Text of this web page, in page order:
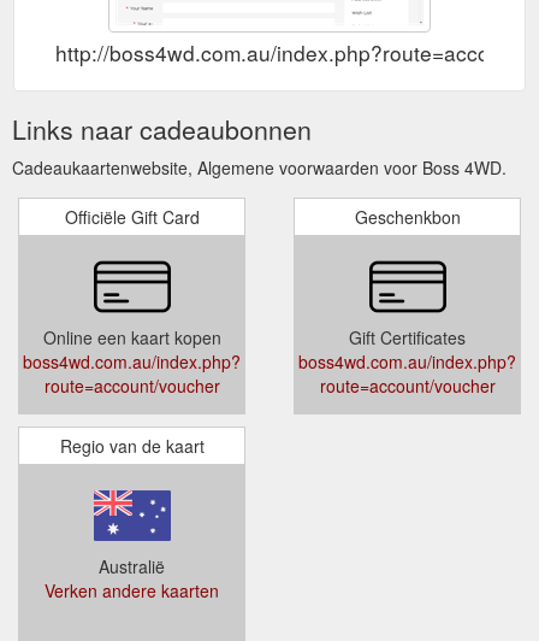
http://boss4wd.com.au/index.php?route=account/
Links naar cadeaubonnen
Cadeaukaartenwebsite, Algemene voorwaarden voor Boss 4WD.
Officiële Gift Card
Online een kaart kopen
boss4wd.com.au/index.php?
route=account/voucher
Geschenkbon
Gift Certificates
boss4wd.com.au/index.php?
route=account/voucher
Regio van de kaart
Australië
Verken andere kaarten